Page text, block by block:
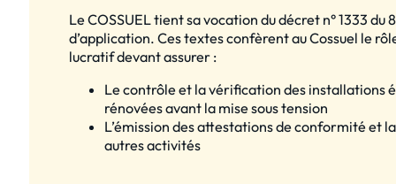
Le COSSUEL tient sa vocation du décret n° 1333 du
d’application. Ces textes confèrent au Cossuel le
lucratif devant assurer :
Le contrôle et la vérification des installations
rénovées avant la mise sous tension
L’émission des attestations de conformité et
autres activités